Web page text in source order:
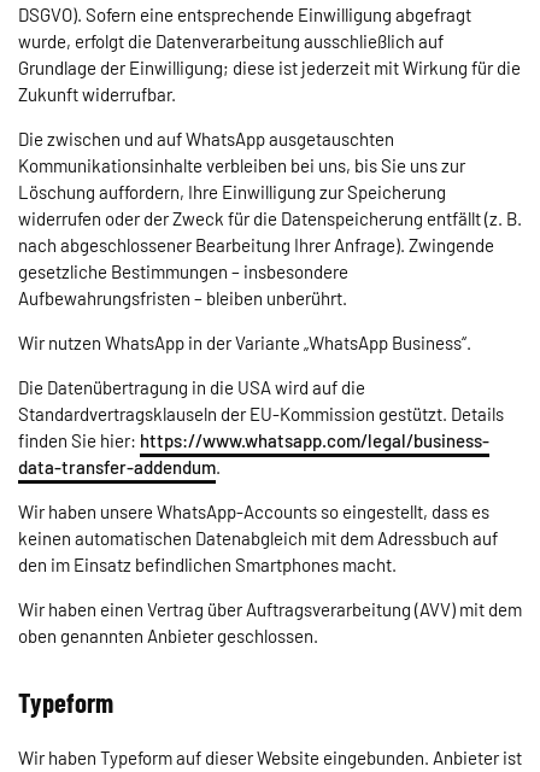
DSGVO). Sofern eine entsprechende Einwilligung abgefragt
wurde, erfolgt die Datenverarbeitung ausschließlich auf
Grundlage der Einwilligung; diese ist jederzeit mit Wirkung für die
Zukunft widerrufbar.
Die zwischen und auf WhatsApp ausgetauschten
Kommunikationsinhalte verbleiben bei uns, bis Sie uns zur
Löschung auffordern, Ihre Einwilligung zur Speicherung
widerrufen oder der Zweck für die Datenspeicherung entfällt (z. B.
nach abgeschlossener Bearbeitung Ihrer Anfrage). Zwingende
gesetzliche Bestimmungen – insbesondere
Aufbewahrungsfristen – bleiben unberührt.
Wir nutzen WhatsApp in der Variante „WhatsApp Business“.
Die Datenübertragung in die USA wird auf die
Standardvertragsklauseln der EU-Kommission gestützt. Details
finden Sie hier: https://www.whatsapp.com/legal/business-
data-transfer-addendum.
Wir haben unsere WhatsApp-Accounts so eingestellt, dass es
keinen automatischen Datenabgleich mit dem Adressbuch auf
den im Einsatz befindlichen Smartphones macht.
Wir haben einen Vertrag über Auftragsverarbeitung (AVV) mit dem
oben genannten Anbieter geschlossen.
Typeform
Wir haben Typeform auf dieser Website eingebunden. Anbieter ist